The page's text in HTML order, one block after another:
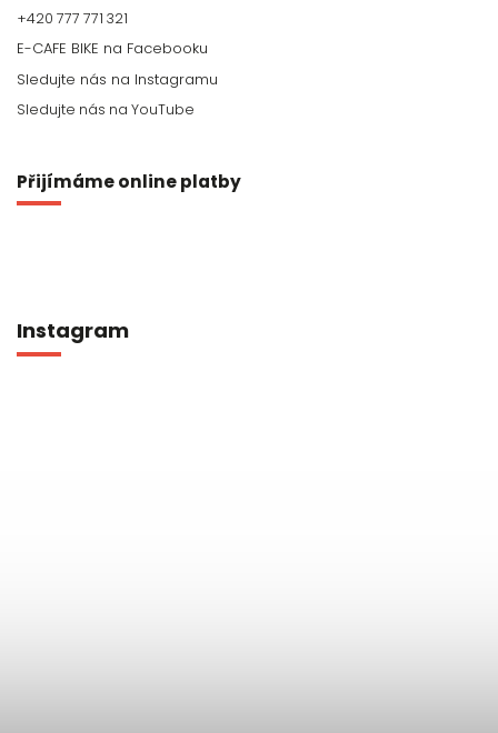
+420 777 771 321
Sledujte nás na YouTube
Přijímáme online platby
Instagram